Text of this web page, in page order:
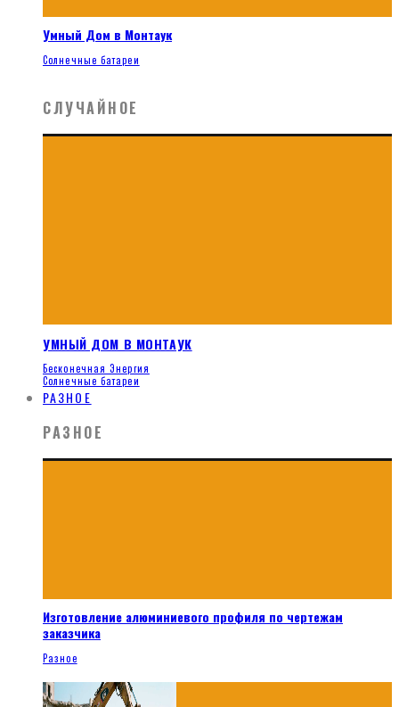
Умный Дом в Монтаук
Солнечные батареи
СЛУЧАЙНОЕ
УМНЫЙ ДОМ В МОНТАУК
Бесконечная Энергия
Солнечные батареи
РАЗНОЕ
РАЗНОЕ
Изготовление алюминиевого профиля по чертежам
заказчика
Разное